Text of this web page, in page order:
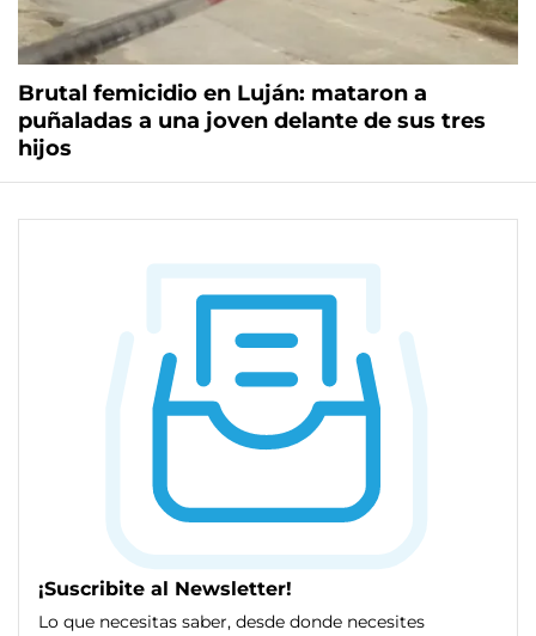
Brutal femicidio en Luján: mataron a
puñaladas a una joven delante de sus tres
hijos
¡Suscribite al Newsletter!
Lo que necesitas saber, desde donde necesites